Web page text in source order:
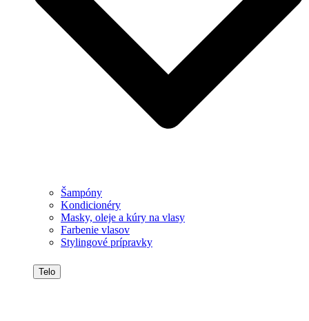
Šampóny
Kondicionéry
Masky, oleje a kúry na vlasy
Farbenie vlasov
Stylingové prípravky
Telo